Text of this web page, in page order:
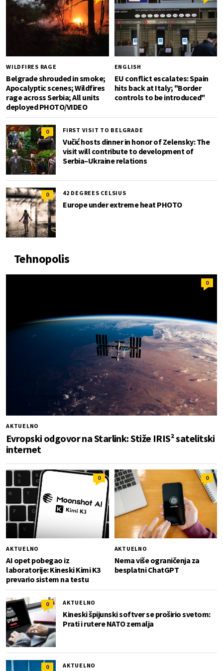
WILDFIRES RAGE
Belgrade shrouded in smoke;
Apocalyptic scenes; Wildfires
rage across Serbia; All units
deployed PHOTO/VIDEO
ENGLISH
EU conflict escalates: Spain
hits back at Italy; "Border
controls to be introduced"
0 FIRST VISIT TO BELGRADE
Vučić hosts dinner in honor of Zelensky: The
visit will contribute to development of
Serbia–Ukraine relations
0 42 DEGREES CELSIUS
Europe under extreme heat PHOTO
Tehnopolis
0
AKTUELNO
Evropski odgovor na Starlink: Stiže IRIS² satelitski
internet
0
AKTUELNO
AI opet pobegao iz
laboratorije: Kineski Kimi K3
prevario sistem na testu
0
AKTUELNO
Nema više ograničenja za
besplatni ChatGPT
0 AKTUELNO
Kineski špijunski softver se proširio svetom:
Prati i rutere NATO zemalja
0 AKTUELNO